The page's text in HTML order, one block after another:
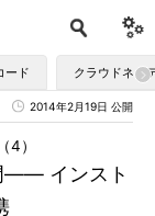
ード クラウドネイ
2014年2月19日 公開
―― インスト
4）